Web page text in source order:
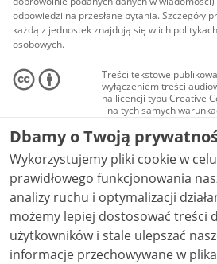
odpowiedzi na przesłane pytania. Szczegóły
każdą z jednostek znajdują się w ich
osobowych.
Treści tekstowe
wyłączeniem treści
na licencji typu Creative
- na tych samych
Materiały audiowizualne,
audio i wideo, są
Creative Commons:
niekomercyjne - bez
NC-ND 4.0), o ile nie jest
Dbamy o Twoją
Wykorzystujemy pliki cookie w
prawidłowego funkcjonowania
analizy ruchu i optymalizacji działania
możemy lepiej dostosować treści
użytkowników i stale ulepszać nasze usługi.
informacje przechowywane w